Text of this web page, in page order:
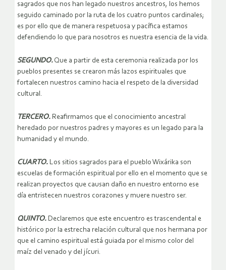
sagrados que nos han legado nuestros ancestros, los hemos
seguido caminado por la ruta de los cuatro puntos cardinales;
es por ello que de manera respetuosa y pacífica estamos
defendiendo lo que para nosotros es nuestra esencia de la vida.
SEGUNDO. Que a partir de esta ceremonia realizada por los
pueblos presentes se crearon más lazos espirituales que
fortalecen nuestros camino hacia el respeto de la diversidad
cultural.
TERCERO. Reafirmamos que el conocimiento ancestral
heredado por nuestros padres y mayores es un legado para la
humanidad y el mundo.
CUARTO. Los sitios sagrados para el pueblo Wixárika son
escuelas de formación espiritual por ello en el momento que se
realizan proyectos que causan daño en nuestro entorno ese
día entristecen nuestros corazones y muere nuestro ser.
QUINTO. Declaremos que este encuentro es trascendental e
histórico por la estrecha relación cultural que nos hermana por
que el camino espiritual está guiada por el mismo color del
maíz del venado y del jícuri.